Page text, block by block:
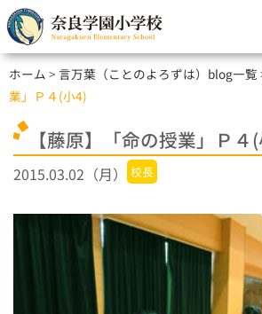
ホーム 言万葉（ことのよろずは）blog一覧
業」Ｐ４(小4)
【藤原】「命の授業」Ｐ４
2015.03.02（月） 校長